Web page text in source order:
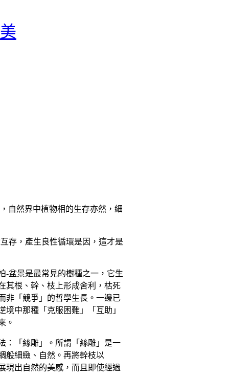
自然界中植物相的生存亦然，細
存，產生良性循環是因，這才是
-盆景是最常見的樹種之一，它生
其根、幹、枝上形成舍利，枯死
非「競爭」的哲學生長。一邊已
中那種「克服困難」「互助」
。
：「絲雕」。所謂「絲雕」是一
般細緻、自然。再將幹枝以
現出自然的美感，而且即使經過